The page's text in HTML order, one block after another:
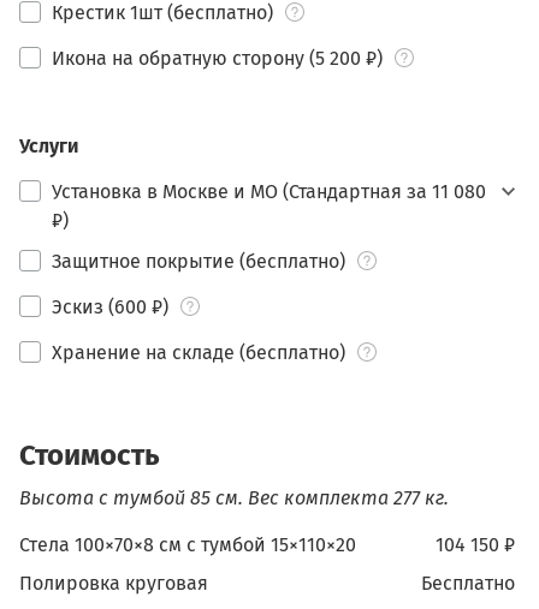
Крестик 1шт (бесплатно)
Икона на обратную сторону (5 200 ₽)
Услуги
Установка в Москве и МО (Стандартная за 11 080
₽)
Защитное покрытие (бесплатно)
Эскиз (600 ₽)
Хранение на складе (бесплатно)
Стоимость
Высота с тумбой 85 см. Вес комплекта 277 кг.
104 150 ₽
Стела 100×70×8 см с тумбой 15×110×20
бесплатно
Полировка круговая